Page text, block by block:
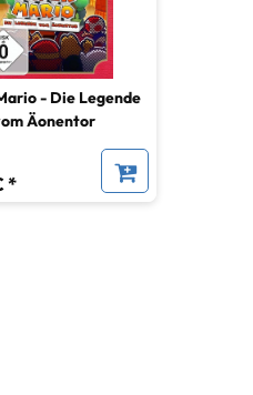
- Die Legende
Äonentor
*